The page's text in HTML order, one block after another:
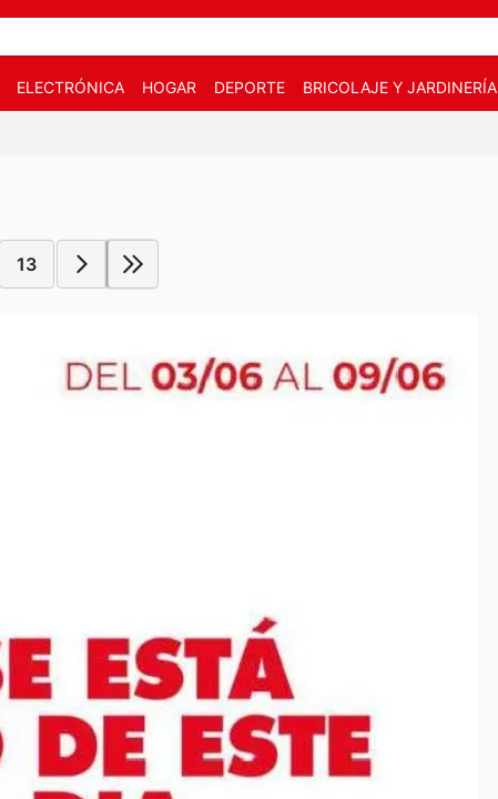
ELECTRÓNICA HOGAR DEPORTE BRICOLAJE Y JARDINERÍA
13